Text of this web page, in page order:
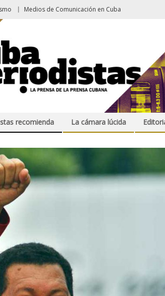
Medios de Comunicación en Cuba
recomienda La cámara lúcida